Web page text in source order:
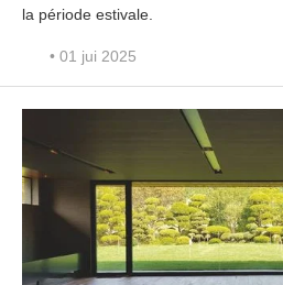
la période estivale.
• 01 jui 2025